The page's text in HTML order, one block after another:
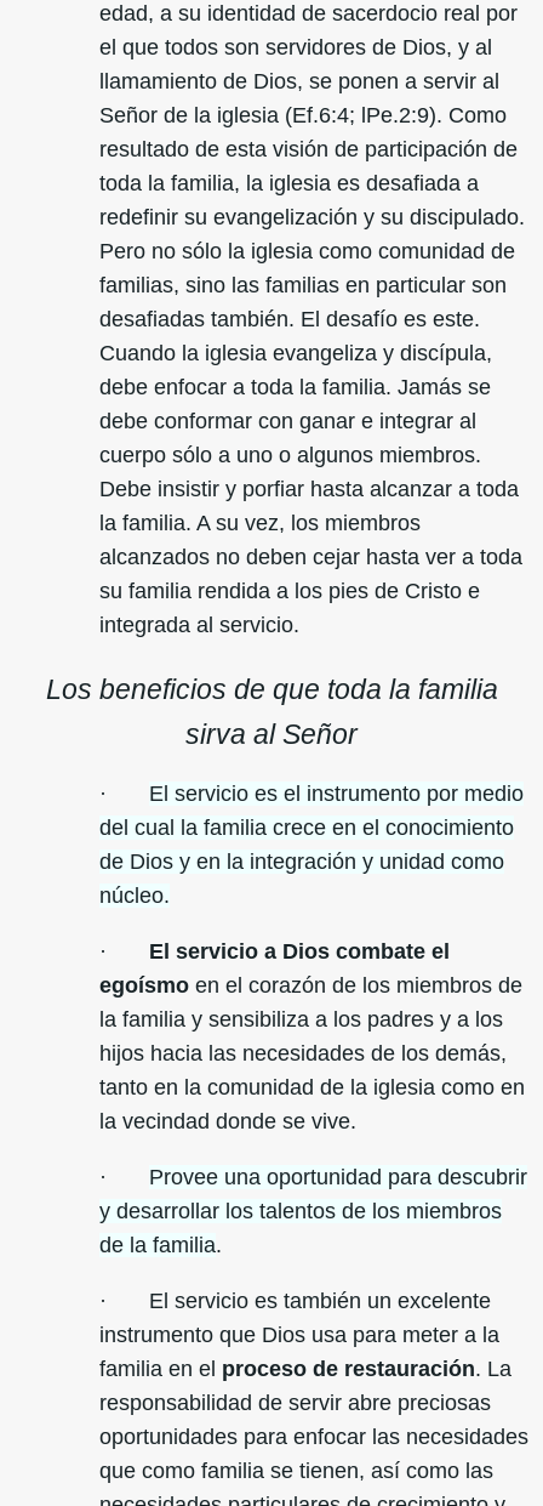
edad, a su identidad de sacerdocio real por
el que todos son servidores de Dios, y al
llamamiento de Dios, se ponen a servir al
Señor de la iglesia (Ef.6:4; lPe.2:9). Como
resultado de esta visión de participación de
toda la familia, la iglesia es desafiada a
redefinir su evangelización y su discipulado.
Pero no sólo la iglesia como comunidad de
familias, sino las familias en particular son
desafiadas también. El desafío es este.
Cuando la iglesia evangeliza y discípula,
debe enfocar a toda la familia. Jamás se
debe conformar con ganar e integrar al
cuerpo sólo a uno o algunos miembros.
Debe insistir y porfiar hasta alcanzar a toda
la familia. A su vez, los miembros
alcanzados no deben cejar hasta ver a toda
su familia rendida a los pies de Cristo e
integrada al servicio.
Los beneficios de que toda la familia
sirva al Señor
· El servicio es el instrumento por medio
del cual la familia crece en el conocimiento
de Dios y en la integración y unidad como
núcleo.
·
El servicio a Dios combate el
egoísmo en el corazón de los miembros de
la familia y sensibiliza a los padres y a los
hijos hacia las necesidades de los demás,
tanto en la comunidad de la iglesia como en
la vecindad donde se vive.
· Provee una oportunidad para descubrir
y desarrollar los talentos de los miembros
de la familia.
· El servicio es también un excelente
instrumento que Dios usa para meter a la
familia en el proceso de restauración. La
responsabilidad de servir abre preciosas
oportunidades para enfocar las necesidades
que como familia se tienen, así como las